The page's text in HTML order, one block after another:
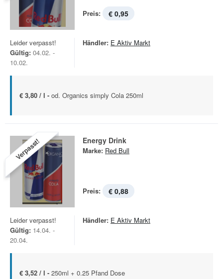
Preis: € 0,95
Leider verpasst!
Gültig: 04.02. -
10.02.
Händler: E Aktiv Markt
€ 3,80 / l - od. Organics simply Cola 250ml
Verpasst! Energy Drink
Marke: Red Bull
Preis: € 0,88
Leider verpasst!
Gültig: 14.04. -
20.04.
Händler: E Aktiv Markt
€ 3,52 / l - 250ml + 0.25 Pfand Dose